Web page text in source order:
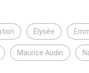
Élysée
Maurice Audin